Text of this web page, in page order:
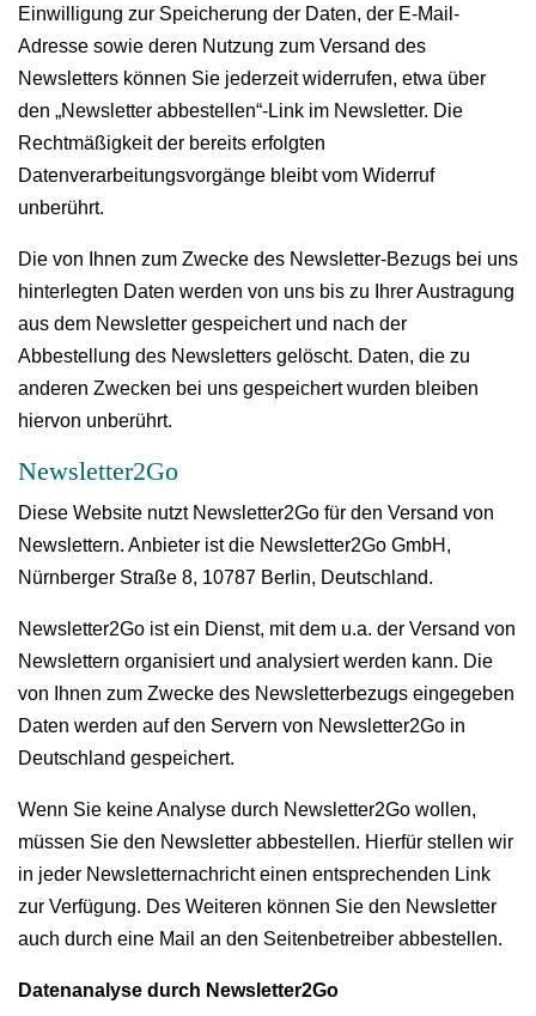
Einwilligung zur Speicherung der Daten, der E-Mail-
Adresse sowie deren Nutzung zum Versand des
Newsletters können Sie jederzeit widerrufen, etwa über
den „Newsletter abbestellen“-Link im Newsletter. Die
Rechtmäßigkeit der bereits erfolgten
Datenverarbeitungsvorgänge bleibt vom Widerruf
unberührt.
Die von Ihnen zum Zwecke des Newsletter-Bezugs bei uns
hinterlegten Daten werden von uns bis zu Ihrer Austragung
aus dem Newsletter gespeichert und nach der
Abbestellung des Newsletters gelöscht. Daten, die zu
anderen Zwecken bei uns gespeichert wurden bleiben
hiervon unberührt.
Newsletter2Go
Diese Website nutzt Newsletter2Go für den Versand von
Newslettern. Anbieter ist die Newsletter2Go GmbH,
Nürnberger Straße 8, 10787 Berlin, Deutschland.
Newsletter2Go ist ein Dienst, mit dem u.a. der Versand von
Newslettern organisiert und analysiert werden kann. Die
von Ihnen zum Zwecke des Newsletterbezugs eingegeben
Daten werden auf den Servern von Newsletter2Go in
Deutschland gespeichert.
Wenn Sie keine Analyse durch Newsletter2Go wollen,
müssen Sie den Newsletter abbestellen. Hierfür stellen wir
in jeder Newsletternachricht einen entsprechenden Link
zur Verfügung. Des Weiteren können Sie den Newsletter
auch durch eine Mail an den Seitenbetreiber abbestellen.
Datenanalyse durch Newsletter2Go